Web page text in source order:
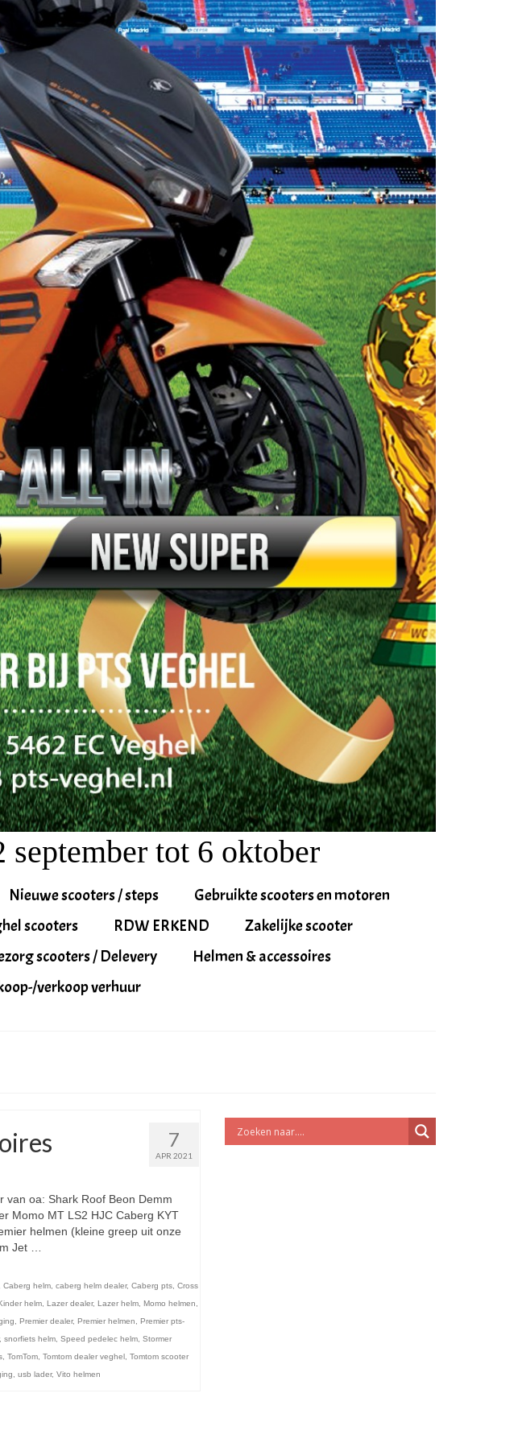
tot 6 oktober
Nieuwe scooters / steps
Gebruikte scooters en motoren
scooters RDW ERKEND
Zakelijke scooter
scooters / Delevery
Helmen & accessoires
verkoop verhuur
7
APR 2021
van oa: Shark Roof Beon Demm
Momo MT LS2 HJC Caberg KYT
helmen (kleine greep uit onze
Jet …
Caberg helm, caberg helm dealer, Caberg pts, Cross
helm, Lazer dealer, Lazer helm, Momo helmen,
, Premier dealer, Premier helmen, Premier pts-
snorfiets helm, Speed pedelec helm, Stormer
, TomTom, Tomtom dealer veghel, Tomtom scooter
, usb lader, Vito helmen